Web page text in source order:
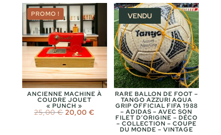
PROMO !
ANCIENNE MACHINE À
COUDRE JOUET
« PUNCH »
25,00€ Le
20,00€
VENDU
RARE BALLON DE FOOT –
TANGO AZZURI AQUA
GRIP OFFICIAL FIFA 1988
– ADIDAS – AVEC SON
FILET D’ORIGINE – DÉCO
– COLLECTION – COUPE
DU MONDE – VINTAGE